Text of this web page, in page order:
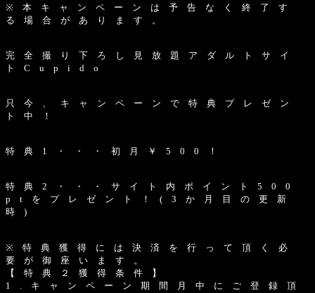
※ 本 キ ャ ン ペ ー ン は 予 告 な く 終 了 す
る 場 合 が あ り ま す 。
完 全 撮 り 下 ろ し 見 放 題 ア ダ ル ト サ イ
ト C u p i d o
只 今 、 キ ャ ン ペ ー ン で 特 典 プ レ ゼ ン
ト 中 ！
特 典 1 ・ ・ ・ 初 月 ￥ 5 0 0 ！
特 典 2 ・ ・ ・ サ イ ト 内 ポ イ ン ト 5 0 0
p t を プ レ ゼ ン ト ！ ( 3 か 月 目 の 更 新
時 )
※ 特 典 獲 得 に は 決 済 を 行 っ て 頂 く 必
要 が 御 座 い ま す 。
【 特 典 ２ 獲 得 条 件 】
1 . キ ャ ン ペ ー ン 期 間 月 中 に ご 登 録 頂